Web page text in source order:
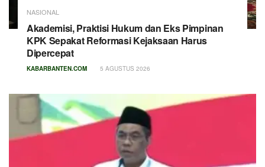
NASIONAL
Akademisi, Praktisi Hukum dan Eks Pimpinan
KPK Sepakat Reformasi Kejaksaan Harus
Dipercepat
KABARBANTEN.COM 5 AGUSTUS 2026